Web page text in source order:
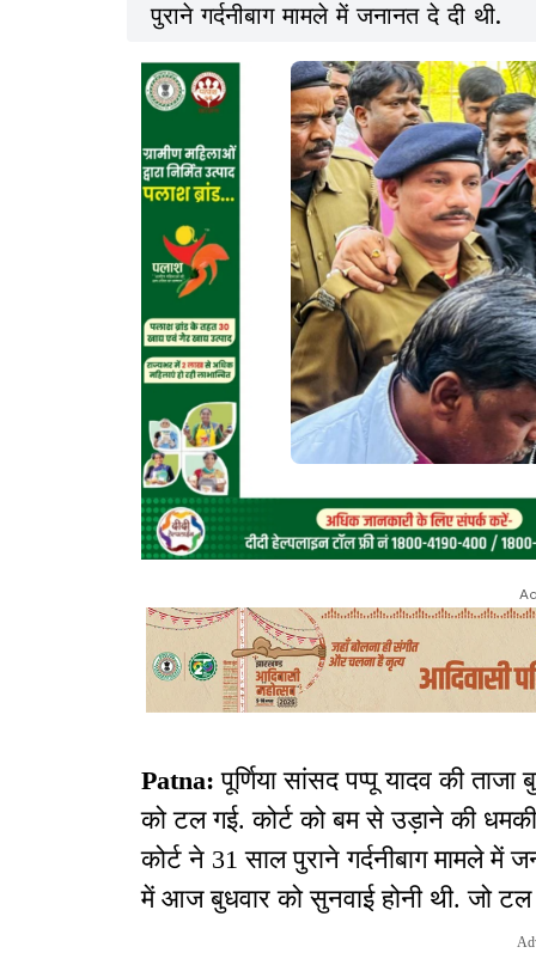
पुराने गर्दनीबाग मामले में जनानत दे दी थी.
Patna: पूर्णिया सांसद पप्पू यादव की ताजा
को टल गई. कोर्ट को बम से उड़ाने की
कोर्ट ने 31 साल पुराने गर्दनीबाग मामले में
में आज बुधवार को सुनवाई होनी थी. जो